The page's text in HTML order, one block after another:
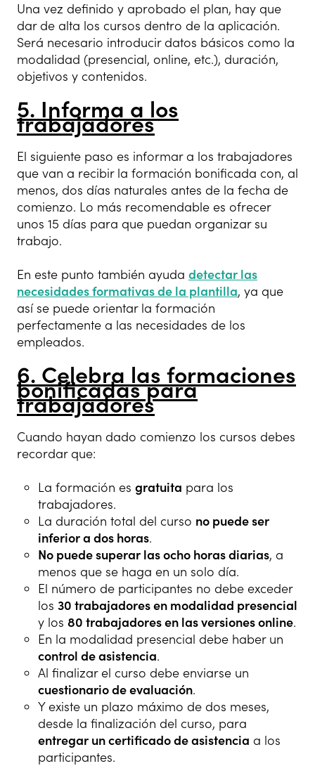
Una vez definido y aprobado el plan, hay que
dar de alta los cursos dentro de la aplicación.
Será necesario introducir datos básicos como la
modalidad (presencial, online, etc.), duración,
objetivos y contenidos.
5. Informa a los
trabajadores
El siguiente paso es informar a los trabajadores
que van a recibir la formación bonificada con, al
menos, dos días naturales antes de la fecha de
comienzo. Lo más recomendable es ofrecer
unos 15 días para que puedan organizar su
trabajo.
En este punto también ayuda detectar las
necesidades formativas de la plantilla, ya que
así se puede orientar la formación
perfectamente a las necesidades de los
empleados.
6. Celebra las formaciones
bonificadas para
trabajadores
Cuando hayan dado comienzo los cursos debes
recordar que:
La formación es gratuita para los
trabajadores.
La duración total del curso no puede ser
inferior a dos horas.
No puede superar las ocho horas diarias, a
menos que se haga en un solo día.
El número de participantes no debe exceder
los 30 trabajadores en modalidad presencial
y los 80 trabajadores en las versiones online.
En la modalidad presencial debe haber un
control de asistencia.
Al finalizar el curso debe enviarse un
cuestionario de evaluación.
Y existe un plazo máximo de dos meses,
desde la finalización del curso, para
entregar un certificado de asistencia a los
participantes.